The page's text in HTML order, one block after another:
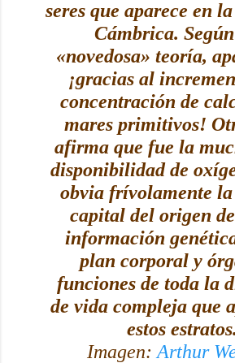
seres que aparece en
Cámbrica.
«novedosa» teoría,
¡gracias al
concentración de
mares primitivos!
afirma que fue la
disponibilidad de
obvia frívolamente
capital del origen
información
plan corporal y
funciones de toda la
de vida compleja que
estos estratos.
Imagen: Arthur